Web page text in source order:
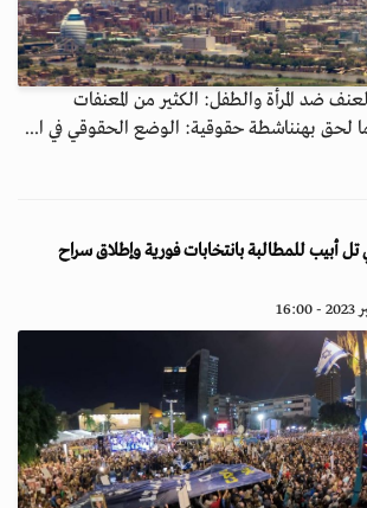
ضد المرأة والطفل: الكثير من المعنفات
لحق بهنناشطة حقوقية: الوضع الحقوقي في ا...
تل أبيب للمطالبة بانتخابات فورية وإطلاق سراح